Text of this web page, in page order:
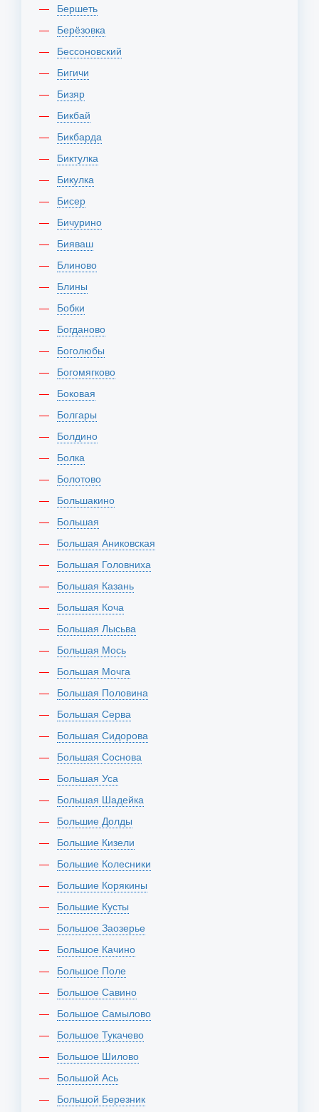
Бершеть
Берёзовка
Бессоновский
Бигичи
Бизяр
Бикбай
Бикбарда
Биктулка
Бикулка
Бисер
Бичурино
Бияваш
Блиново
Блины
Бобки
Богданово
Боголюбы
Богомягково
Боковая
Болгары
Болдино
Болка
Болотово
Большакино
Большая
Большая Аниковская
Большая Головниха
Большая Казань
Большая Коча
Большая Лысьва
Большая Мось
Большая Мочга
Большая Половина
Большая Серва
Большая Сидорова
Большая Соснова
Большая Уса
Большая Шадейка
Большие Долды
Большие Кизели
Большие Колесники
Большие Корякины
Большие Кусты
Большое Заозерье
Большое Качино
Большое Поле
Большое Савино
Большое Самылово
Большое Тукачево
Большое Шилово
Большой Ась
Большой Березник